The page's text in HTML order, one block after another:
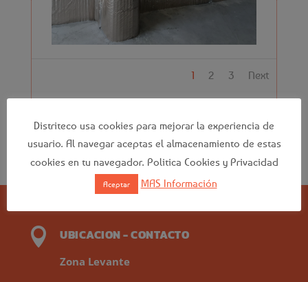
1 2 3 Next
 UBICACION - CONTACTO
Zona Levante
Distriteco usa cookies para mejorar la experiencia de
usuario. Al navegar aceptas el almacenamiento de estas
cookies en tu navegador. Politica Cookies y Privacidad
Aceptar MAS Información